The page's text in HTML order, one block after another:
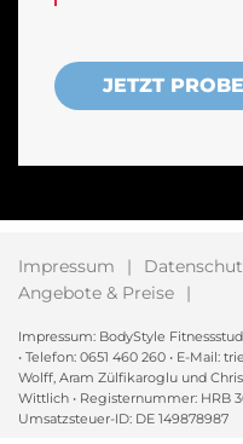
JETZT
Impressum
Angebote & Preise
Impressum: BodyStyle
• Telefon: 0651 460 260 • E-Mail:
Wolff, Aram Zülfikaroglu und
Wittlich • Registernummer: HRB
Umsatzsteuer-ID: DE 149878987